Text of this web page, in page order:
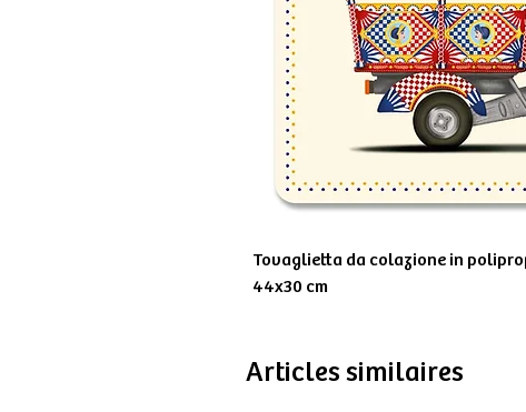
Tovaglietta da colazione in
44x30 cm
Articles similaires